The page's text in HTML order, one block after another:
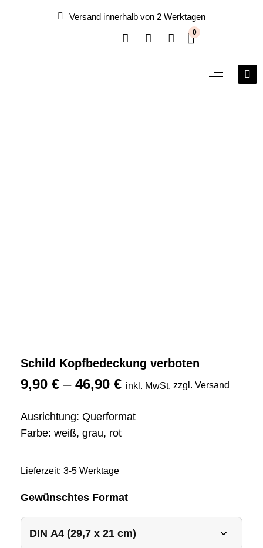
Versand innerhalb von 2 Werktagen
0
Schild Kopfbedeckung verboten
9,90 € – 46,90 € inkl. MwSt. zzgl. Versand
Ausrichtung: Querformat
Farbe: weiß, grau, rot
Lieferzeit: 3-5 Werktage
Gewünschtes Format